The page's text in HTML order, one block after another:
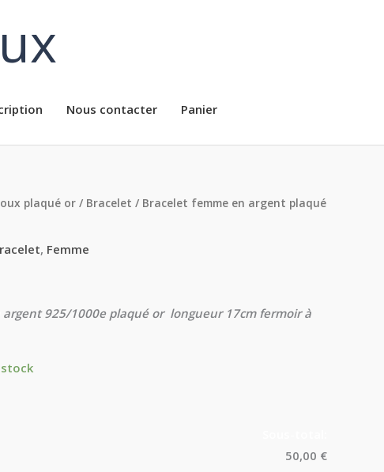
Nous contacter Panier
plaqué or / Bracelet / Bracelet femme en argent plaqué
, Femme
925/1000e plaqué or longueur 17cm fermoir à
50,00 €